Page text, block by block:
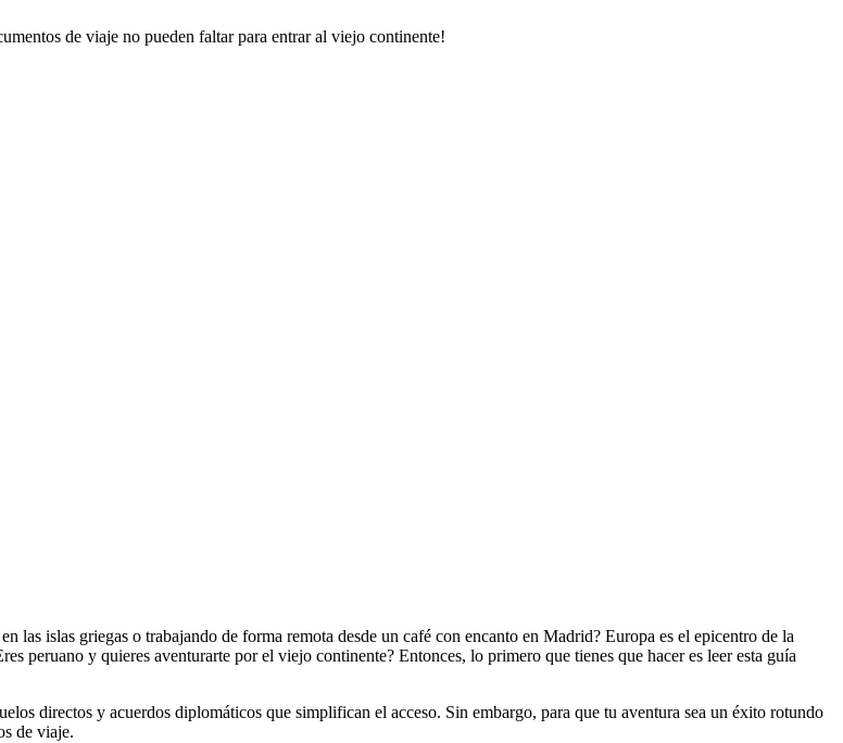
de viaje no pueden faltar para entrar al viejo continente!
las islas griegas o trabajando de forma remota desde un café con encanto en Madrid? Europa es el epicentro de la
peruano y quieres aventurarte por el viejo continente? Entonces, lo primero que tienes que hacer es leer esta guía
directos y acuerdos diplomáticos que simplifican el acceso. Sin embargo, para que tu aventura sea un éxito rotundo
de viaje.